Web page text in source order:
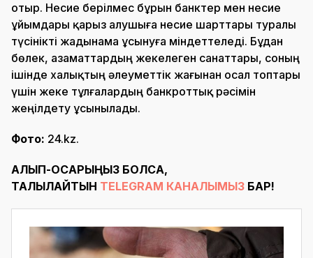
отыр. Несие берілмес бұрын банктер мен несие
ұйымдары қарыз алушыға несие шарттары туралы
түсінікті жадынама ұсынуға міндеттеледі. Бұдан
бөлек, азаматтардың жекелеген санаттары, соның
ішінде халықтың әлеуметтік жағынан осал топтары
үшін жеке тұлғалардың банкроттық рәсімін
жеңілдету ұсынылады.
Фото: 24.kz.
АЛЫП-ҚОСАРЫҢЫЗ БОЛСА,
ТАЛҚЫЛАЙТЫН TELEGRAM КАНАЛЫМЫЗ БАР!